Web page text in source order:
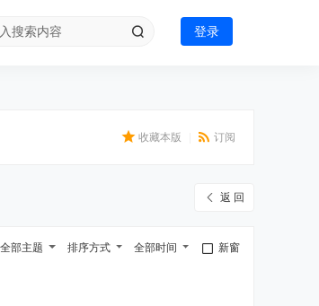
登录
收藏本版 订阅
返 回
新窗
全部时间
排序方式
全部主题